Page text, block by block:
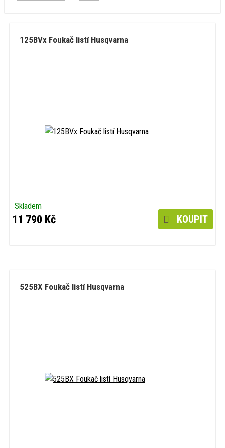
125BVx Foukač listí Husqvarna
Skladem
11 790 Kč KOUPIT
525BX Foukač listí Husqvarna